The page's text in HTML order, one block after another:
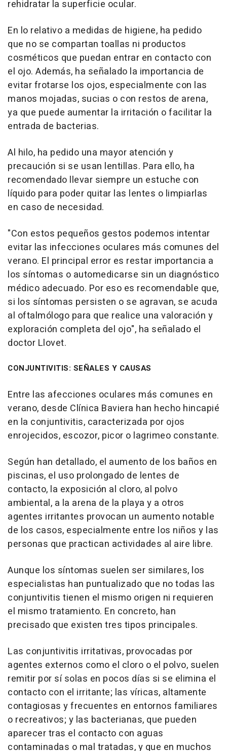
rehidratar la superficie ocular.
En lo relativo a medidas de higiene, ha pedido
que no se compartan toallas ni productos
cosméticos que puedan entrar en contacto con
el ojo. Además, ha señalado la importancia de
evitar frotarse los ojos, especialmente con las
manos mojadas, sucias o con restos de arena,
ya que puede aumentar la irritación o facilitar la
entrada de bacterias.
Al hilo, ha pedido una mayor atención y
precaución si se usan lentillas. Para ello, ha
recomendado llevar siempre un estuche con
líquido para poder quitar las lentes o limpiarlas
en caso de necesidad.
"Con estos pequeños gestos podemos intentar
evitar las infecciones oculares más comunes del
verano. El principal error es restar importancia a
los síntomas o automedicarse sin un diagnóstico
médico adecuado. Por eso es recomendable que,
si los síntomas persisten o se agravan, se acuda
al oftalmólogo para que realice una valoración y
exploración completa del ojo", ha señalado el
doctor Llovet.
CONJUNTIVITIS: SEÑALES Y CAUSAS
Entre las afecciones oculares más comunes en
verano, desde Clínica Baviera han hecho hincapié
en la conjuntivitis, caracterizada por ojos
enrojecidos, escozor, picor o lagrimeo constante.
Según han detallado, el aumento de los baños en
piscinas, el uso prolongado de lentes de
contacto, la exposición al cloro, al polvo
ambiental, a la arena de la playa y a otros
agentes irritantes provocan un aumento notable
de los casos, especialmente entre los niños y las
personas que practican actividades al aire libre.
Aunque los síntomas suelen ser similares, los
especialistas han puntualizado que no todas las
conjuntivitis tienen el mismo origen ni requieren
el mismo tratamiento. En concreto, han
precisado que existen tres tipos principales.
Las conjuntivitis irritativas, provocadas por
agentes externos como el cloro o el polvo, suelen
remitir por sí solas en pocos días si se elimina el
contacto con el irritante; las víricas, altamente
contagiosas y frecuentes en entornos familiares
o recreativos; y las bacterianas, que pueden
aparecer tras el contacto con aguas
contaminadas o mal tratadas, y que en muchos